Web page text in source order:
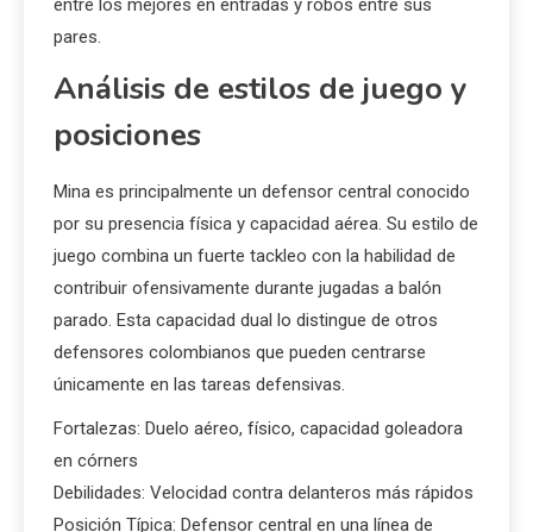
entre los mejores en entradas y robos entre sus
pares.
Análisis de estilos de juego y
posiciones
Mina es principalmente un defensor central conocido
por su presencia física y capacidad aérea. Su estilo de
juego combina un fuerte tackleo con la habilidad de
contribuir ofensivamente durante jugadas a balón
parado. Esta capacidad dual lo distingue de otros
defensores colombianos que pueden centrarse
únicamente en las tareas defensivas.
Fortalezas: Duelo aéreo, físico, capacidad goleadora
en córners
Debilidades: Velocidad contra delanteros más rápidos
Posición Típica: Defensor central en una línea de